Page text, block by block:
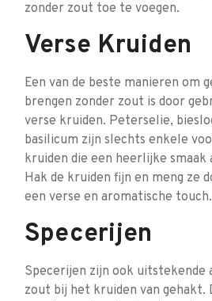
zonder zout toe te voegen.
Verse Kruiden
Een van de beste manieren om
brengen zonder zout is door
verse kruiden. Peterselie,
basilicum zijn slechts enkele
kruiden die een heerlijke smaak
Hak de kruiden fijn en meng ze
een verse en aromatische touch.
Specerijen
Specerijen zijn ook
zout bij het kruiden van gehakt.